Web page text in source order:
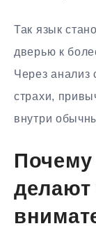
Так язык
дверью к
Через анализ
страхи,
внутри
делают